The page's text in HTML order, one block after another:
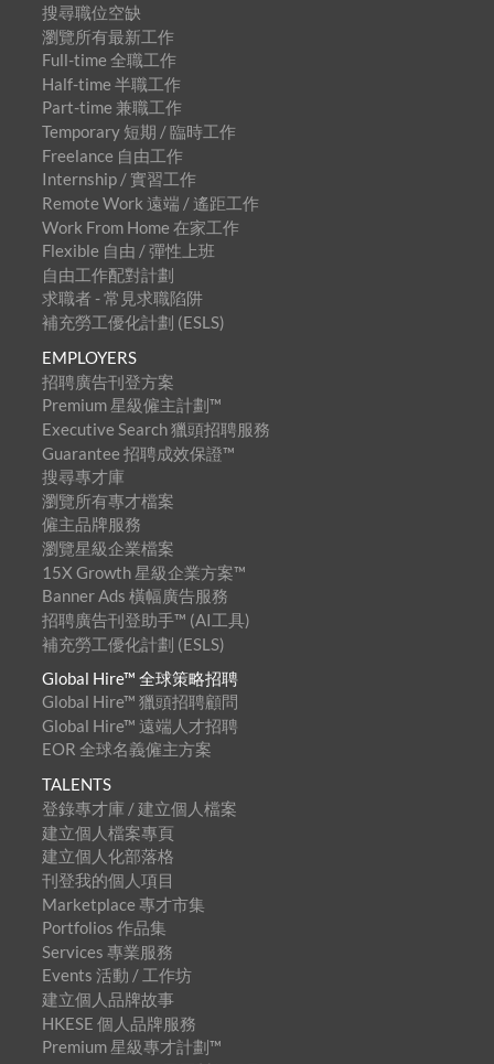
搜尋職位空缺
瀏覽所有最新工作
Full-time 全職工作
Half-time 半職工作
Part-time 兼職工作
Temporary 短期 / 臨時工作
Freelance 自由工作
Internship / 實習工作
Remote Work 遠端 / 遙距工作
Work From Home 在家工作
Flexible 自由 / 彈性上班
自由工作配對計劃
求職者 - 常見求職陷阱
補充勞工優化計劃 (ESLS)
EMPLOYERS
招聘廣告刊登方案
Premium 星級僱主計劃™
Executive Search 獵頭招聘服務
Guarantee 招聘成效保證™
搜尋專才庫
瀏覽所有專才檔案
僱主品牌服務
瀏覽星級企業檔案
15X Growth 星級企業方案™
Banner Ads 橫幅廣告服務
招聘廣告刊登助手™ (AI工具)
補充勞工優化計劃 (ESLS)
Global Hire™ 全球策略招聘
Global Hire™ 獵頭招聘顧問
Global Hire™ 遠端人才招聘
EOR 全球名義僱主方案
TALENTS
登錄專才庫 / 建立個人檔案
建立個人檔案專頁
建立個人化部落格
刊登我的個人項目
Marketplace 專才市集
Portfolios 作品集
Services 專業服務
Events 活動 / 工作坊
建立個人品牌故事
HKESE 個人品牌服務
Premium 星級專才計劃™